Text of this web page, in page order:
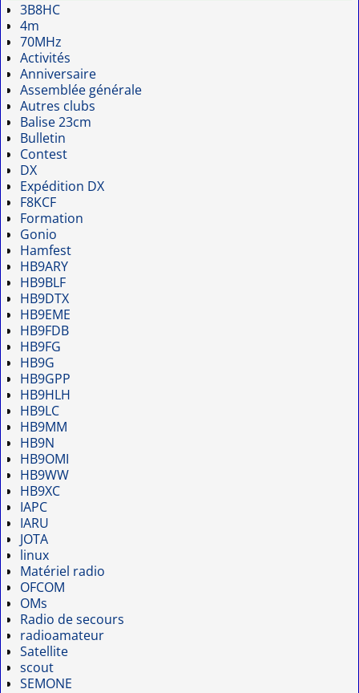
3B8HC
4m
70MHz
Activités
Anniversaire
Assemblée générale
Autres clubs
Balise 23cm
Bulletin
Contest
DX
Expédition DX
F8KCF
Formation
Gonio
Hamfest
HB9ARY
HB9BLF
HB9DTX
HB9EME
HB9FDB
HB9FG
HB9G
HB9GPP
HB9HLH
HB9LC
HB9MM
HB9N
HB9OMI
HB9WW
HB9XC
IAPC
IARU
JOTA
linux
Matériel radio
OFCOM
OMs
Radio de secours
radioamateur
Satellite
scout
SEMONE